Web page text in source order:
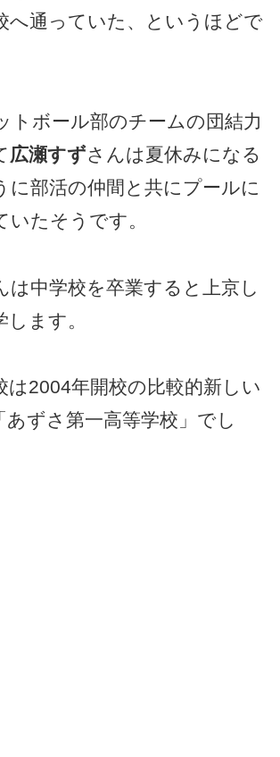
へ通っていた、というほどで
トボール部のチームの団結力
広瀬すずさんは夏休みになる
に部活の仲間と共にプールに
いたそうです。
は中学校を卒業すると上京し
ます。
は2004年開校の比較的新しい
あずさ第一高等学校」でし